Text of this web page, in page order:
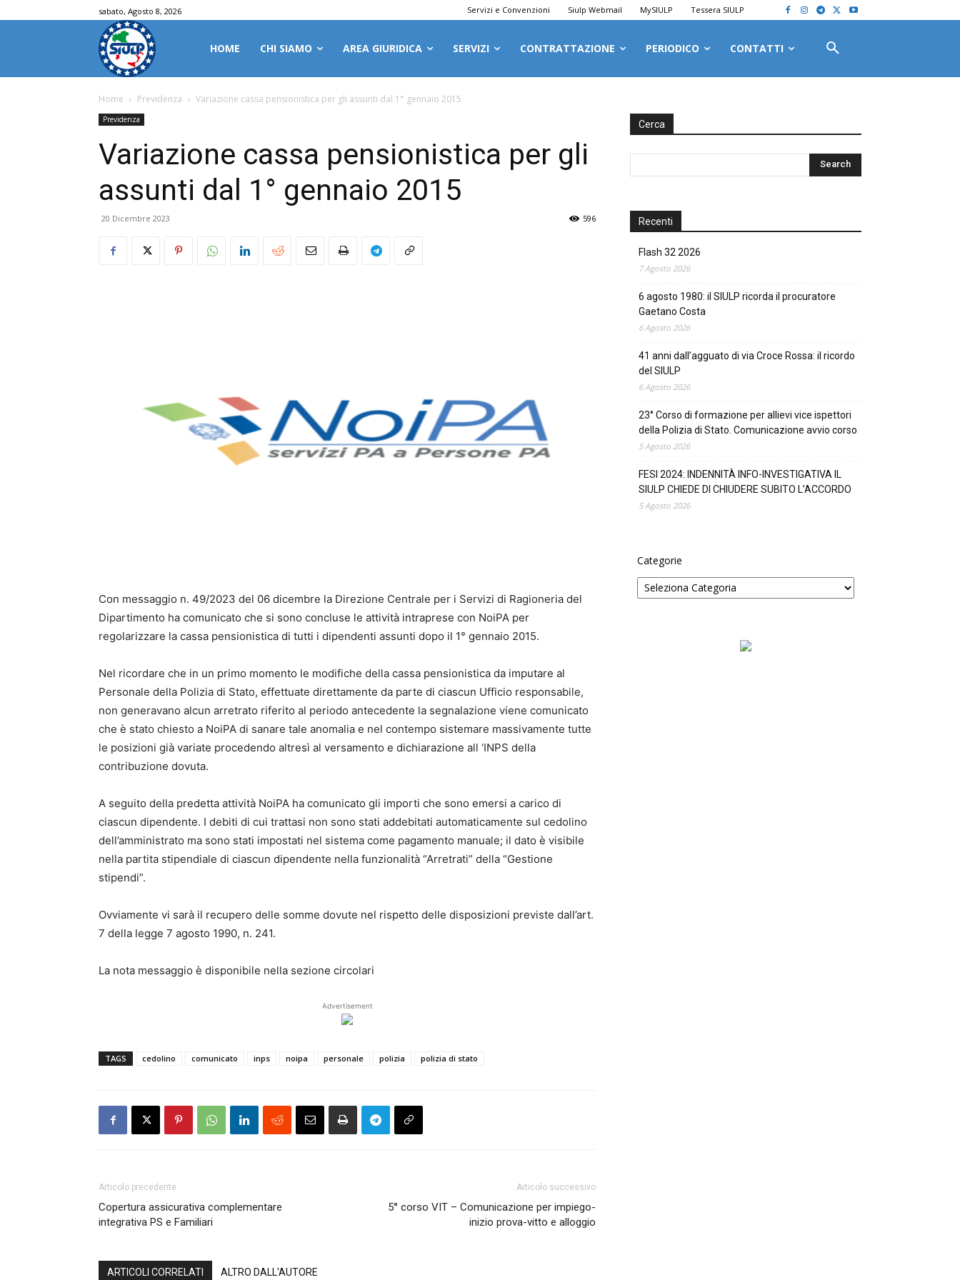
sabato, Agosto 8, 2026 Servizi e Convenzioni Siulp Webmail MySIULP Tessera SIULP
HOME CHI SIAMO AREA GIURIDICA SERVIZI CONTRATTAZIONE PERIODICO CONTATTI
Home Previdenza Variazione cassa pensionistica per gli assunti dal 1° gennaio 2015
Previdenza
Variazione cassa pensionistica per gli
assunti dal 1° gennaio 2015
20 Dicembre 2023 596
Con messaggio n. 49/2023 del 06 dicembre la Direzione Centrale per i Servizi di Ragioneria del
Dipartimento ha comunicato che si sono concluse le attività intraprese con NoiPA per
regolarizzare la cassa pensionistica di tutti i dipendenti assunti dopo il 1° gennaio 2015.
Nel ricordare che in un primo momento le modifiche della cassa pensionistica da imputare al
Personale della Polizia di Stato, effettuate direttamente da parte di ciascun Ufficio responsabile,
non generavano alcun arretrato riferito al periodo antecedente la segnalazione viene comunicato
che è stato chiesto a NoiPA di sanare tale anomalia e nel contempo sistemare massivamente tutte
le posizioni già variate procedendo altresì al versamento e dichiarazione all ‘INPS della
contribuzione dovuta.
A seguito della predetta attività NoiPA ha comunicato gli importi che sono emersi a carico di
ciascun dipendente. I debiti di cui trattasi non sono stati addebitati automaticamente sul cedolino
dell’amministrato ma sono stati impostati nel sistema come pagamento manuale; il dato è visibile
nella partita stipendiale di ciascun dipendente nella funzionalità “Arretrati” della “Gestione
stipendi”.
Ovviamente vi sarà il recupero delle somme dovute nel rispetto delle disposizioni previste dall’art.
7 della legge 7 agosto 1990, n. 241.
La nota messaggio è disponibile nella sezione circolari
Advertisement
TAGS cedolino comunicato inps noipa personale polizia polizia di stato
Articolo precedente
Copertura assicurativa complementare
integrativa PS e Familiari
Articolo successivo
5° corso VIT – Comunicazione per impiego-
inizio prova-vitto e alloggio
ARTICOLI CORRELATI ALTRO DALL'AUTORE
Cerca
Recenti
Flash 32 2026
7 Agosto 2026
6 agosto 1980: il SIULP ricorda il procuratore
Gaetano Costa
6 Agosto 2026
41 anni dall’agguato di via Croce Rossa: il ricordo
del SIULP
6 Agosto 2026
23° Corso di formazione per allievi vice ispettori
della Polizia di Stato. Comunicazione avvio corso
5 Agosto 2026
FESI 2024: INDENNITÀ INFO-INVESTIGATIVA IL
SIULP CHIEDE DI CHIUDERE SUBITO L’ACCORDO
5 Agosto 2026
Categorie